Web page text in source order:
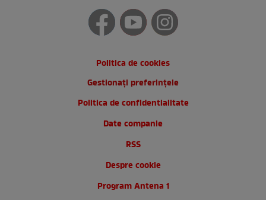
Politica de cookies
Gestionați preferințele
Politica de confidentialitate
Date companie
RSS
Despre cookie
Program Antena 1